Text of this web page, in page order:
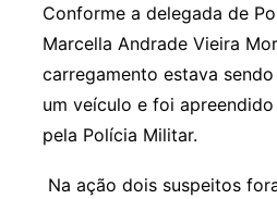
Conforme a delegada de
Marcella Andrade Vieira
carregamento estava
um veículo e foi
pela Polícia Militar.
Na ação dois suspeitos